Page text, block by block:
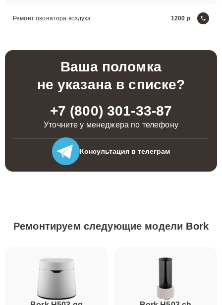
Ремонт озонатора воздуха 1200
Ваша поломка
не указана в списке?
+7 (800) 301-33-87
Уточните у менеджера по телефону
Консультация в телеграм
Ремонтируем следующие модели Bork